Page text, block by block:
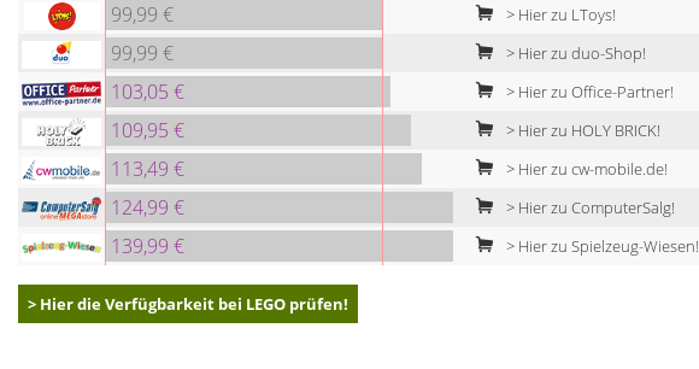
99,99 € > Hier zu LToys!
99,99 € > Hier zu duo-Shop!
103,05 € > Hier zu Office-Partner!
109,95 € > Hier zu HOLY BRICK!
113,49 € > Hier zu cw-mobile.de!
124,99 € > Hier zu ComputerSalg!
139,99 € > Hier zu Spielzeug-Wiesen!
> Hier die Verfügbarkeit bei LEGO prüfen!